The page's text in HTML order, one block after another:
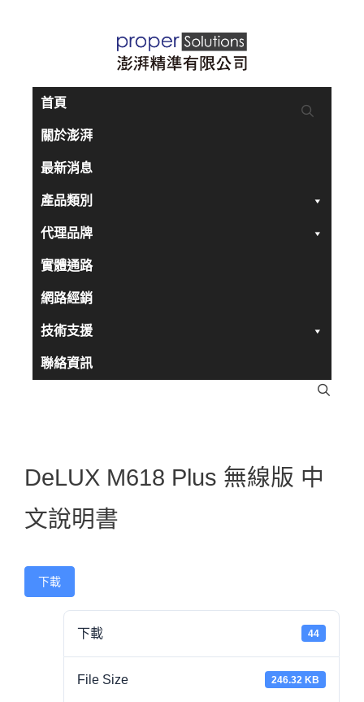
首頁
關於澎湃
最新消息
產品類別
代理品牌
實體通路
網路經銷
技術支援
聯絡資訊
DeLUX M618 Plus 無線版 中
文說明書
下載
下載 44
File Size 246.32 KB